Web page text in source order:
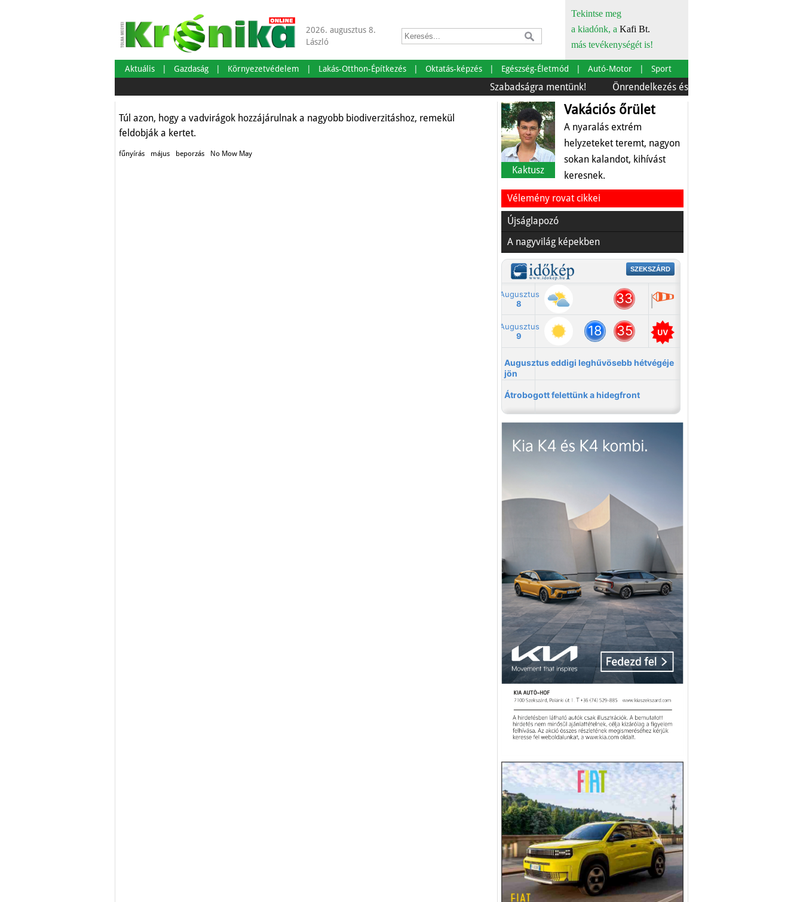
2026. augusztus 8.
László
Tekintse meg
a kiadónk, a Kafi Bt.
más tevékenységét is!
Aktuális Gazdaság Környezetvédelem Lakás-Otthon-Építkezés Oktatás-képzés Egészség-Életmód Autó-Motor Sport
Szabadságra mentünk! Önrendelkezés és szürkebarát
Fűnyírásmentes május
Lakás-Otthon-Építkezés
Túl azon, hogy a vadvirágok hozzájárulnak a nagyobb biodiverzitáshoz, remekül
feldobják a kertet.
fűnyírás május beporzás No Mow May
Kaktusz
Vakációs őrület
A nyaralás extrém
helyzeteket teremt, nagyon
sokan kalandot, kihívást
keresnek.
Vélemény rovat cikkei
Újságlapozó
A nagyvilág képekben